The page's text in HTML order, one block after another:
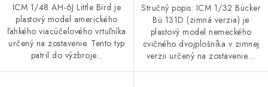
ICM 1/48 AH-6J Little Bird je
plastový model amerického
ľahkého viacúčelového vrtuľníka
určený na zostavenie. Tento typ
patril do výzbroje...
Stručný popis: ICM 1/32 Bücker
Bü 131D (zimná verzia) je
plastový model nemeckého
cvičného dvojplošníka v zimnej
verzii určený na zostavenie....